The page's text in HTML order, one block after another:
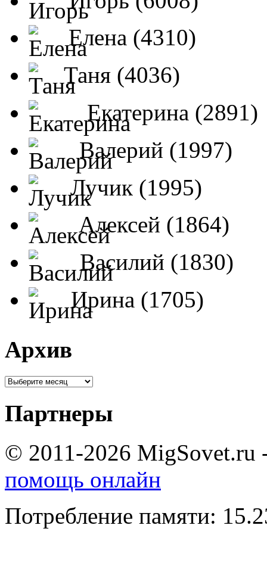
Елена (4310)
Таня (4036)
Екатерина (2891)
Валерий (1997)
Лучик (1995)
Алексей (1864)
Василий (1830)
Ирина (1705)
Архив
Партнеры
© 2011-2026 MigSovet.ru
помощь онлайн
Потребление памяти: